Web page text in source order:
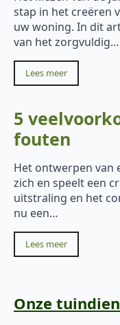
stap in het creëren
uw woning. In dit
van het zorgvuldig…
Lees meer
5
fouten
Het ontwerpen van
zich en speelt een
uitstraling en het
nu een…
Lees meer
Onze